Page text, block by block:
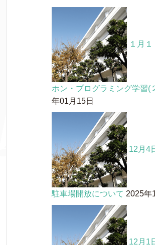
１月
ホン・プログラミング学習(
年01月15日
12月4
駐車場開放について 2025年
12月1